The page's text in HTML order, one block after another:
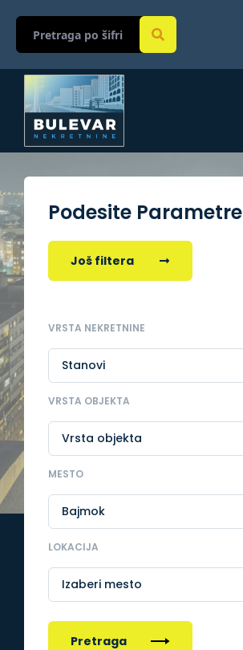
Podesite Parametre
Još filtera
VRSTA NEKRETNINE
VRSTA OBJEKTA
MESTO
LOKACIJA
Izaberi mesto
Pretraga